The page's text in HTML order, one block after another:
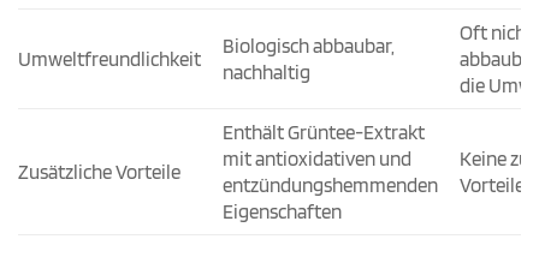
Umweltfreundlichkeit
Biologisch abbaubar,
nachhaltig
Oft nicht
die
Zusätzliche Vorteile
Enthält Grüntee-Extrakt
mit antioxidativen und
entzündungshemmenden
Eigenschaften
Keine
Vorteile